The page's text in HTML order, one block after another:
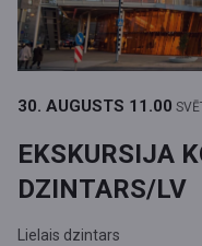
30. AUGUSTS 11.00
EKSKURSIJA
DZINTARS/LV
Lielais dzintars